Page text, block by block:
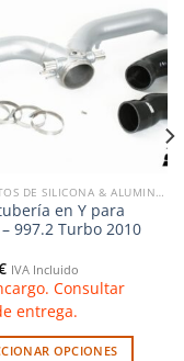
Añadir
a la
lista de
deseos
en Y para
997.2 Turbo 2010
IVA Incluido
Consultar
entrega.
OPCIONES